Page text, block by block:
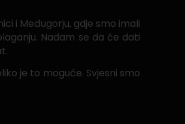
i Međugorju, gdje smo imali
Nadam se da će dati
je to moguće. Svjesni smo